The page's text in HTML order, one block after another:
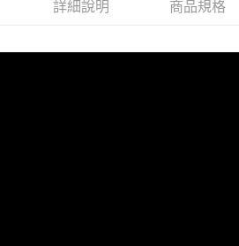
詳細說明 商品規格